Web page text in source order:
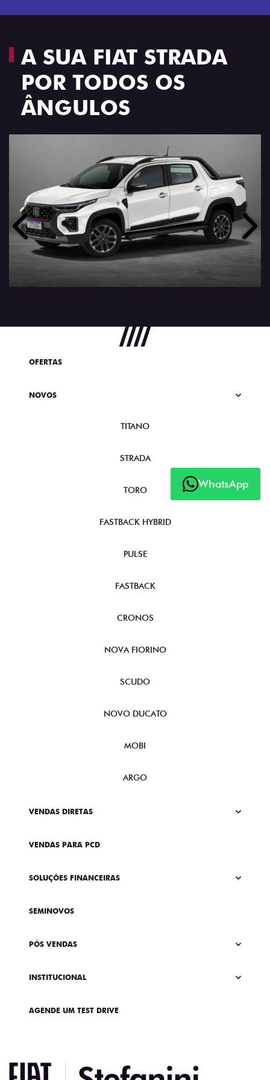
A SUA FIAT STRADA
POR TODOS OS
ÂNGULOS
Anterior
WhatsApp
OFERTAS
NOVOS
TITANO
STRADA
TORO
FASTBACK HYBRID
PULSE
FASTBACK
CRONOS
NOVA FIORINO
SCUDO
NOVO DUCATO
MOBI
ARGO
VENDAS DIRETAS
VENDAS PARA PCD
SOLUÇÕES FINANCEIRAS
SEMINOVOS
PÓS VENDAS
INSTITUCIONAL
AGENDE UM TEST DRIVE